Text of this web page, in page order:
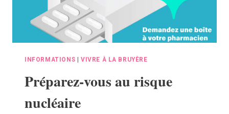
PUBLIC
INFORMATIONS VIVRE À LA BRUYÈRE
Préparez-vous au risque
nucléaire